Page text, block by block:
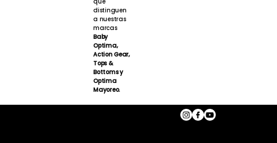
distinguen
a nuestras
marcas
Baby
Optima,
Action Gear,
Tops &
Bottoms y
Optima
Mayoreo.